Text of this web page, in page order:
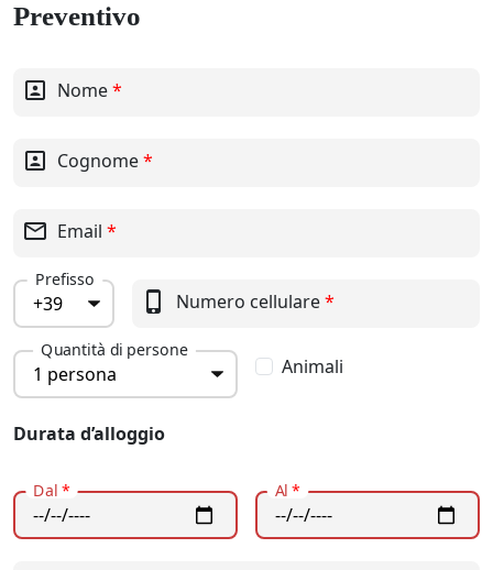
Preventivo
Nome*
portrait
Cognome*
portrait
Email *
mail_outline
Prefisso
Numero cellulare*
phone_iphone
Quantità di persone
Animali
Durata d’alloggio
Dal * Al*